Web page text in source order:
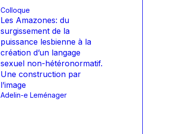
Colloque
Les Amazones: du
surgissement de la
puissance lesbienne à la
création d’un langage
sexuel non-hétéronormatif.
Une construction par
l’image
Adelin-e Leménager